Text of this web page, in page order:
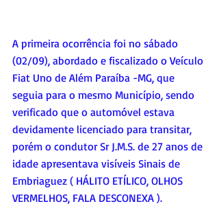
A primeira ocorrência foi no sábado
(02/09), abordado e fiscalizado o Veículo
Fiat Uno de Além Paraíba -MG, que
seguia para o mesmo Município, sendo
verificado que o automóvel estava
devidamente licenciado para transitar,
porém o condutor Sr J.M.S. de 27 anos de
idade apresentava visíveis Sinais de
Embriaguez ( HÁLITO ETÍLICO, OLHOS
VERMELHOS, FALA DESCONEXA ).